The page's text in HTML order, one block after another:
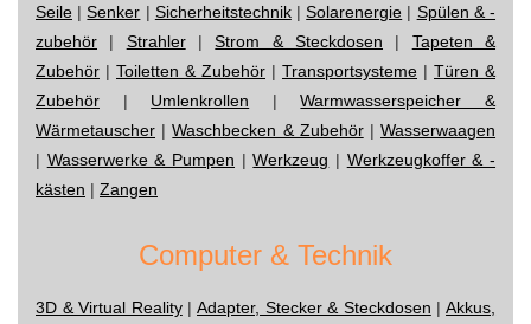
Seile |Senker | Sicherheitstechnik|Solarenergie | Spülen & -
zubehör | Strahler|Strom & Steckdosen | Tapeten &
Zubehör | Toiletten & Zubehör | Transportsysteme | Türen &
Zubehör | Umlenkrollen |Warmwasserspeicher &
Wärmetauscher |Waschbecken & Zubehör|Wasserwaagen
| Wasserwerke & Pumpen |Werkzeug | Werkzeugkoffer & -
kästen | Zangen
Computer & Technik
3D & Virtual Reality|Adapter, Stecker & Steckdosen |Akkus,